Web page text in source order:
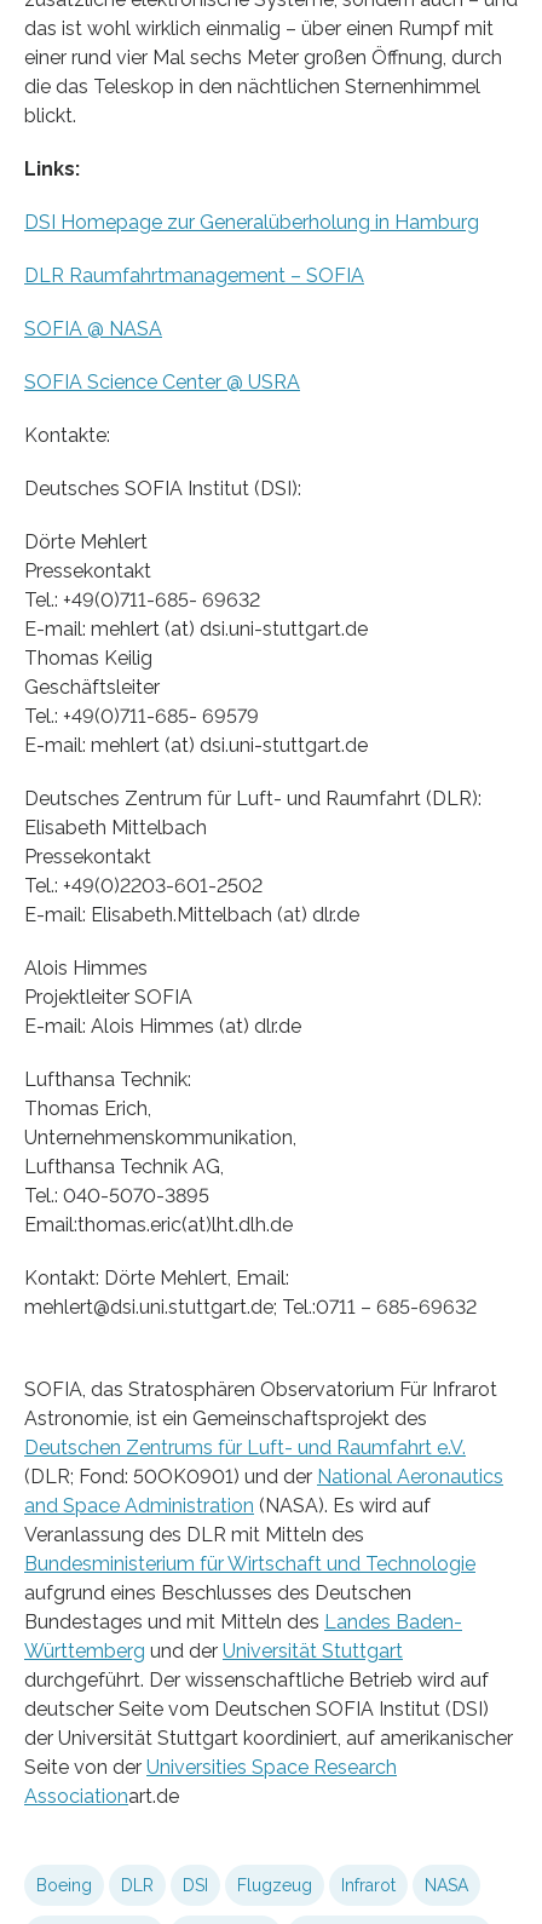
das ist wohl wirklich einmalig – über einen Rumpf mit
einer rund vier Mal sechs Meter großen Öffnung, durch
die das Teleskop in den nächtlichen Sternenhimmel
blickt.
Links:
DSI Homepage zur Generalüberholung in Hamburg
DLR Raumfahrtmanagement – SOFIA
SOFIA @ NASA
SOFIA Science Center @ USRA
Kontakte:
Deutsches SOFIA Institut (DSI):
Dörte Mehlert
Pressekontakt
Tel.: +49(0)711-685- 69632
E-mail: mehlert (at) dsi.uni-stuttgart.de
Thomas Keilig
Geschäftsleiter
Tel.: +49(0)711-685- 69579
E-mail: mehlert (at) dsi.uni-stuttgart.de
Deutsches Zentrum für Luft- und Raumfahrt (DLR):
Elisabeth Mittelbach
Pressekontakt
Tel.: +49(0)2203-601-2502
E-mail: Elisabeth.Mittelbach (at) dlr.de
Alois Himmes
Projektleiter SOFIA
E-mail: Alois Himmes (at) dlr.de
Lufthansa Technik:
Thomas Erich,
Unternehmenskommunikation,
Lufthansa Technik AG,
Tel.: 040-5070-3895
Email:thomas.eric(at)lht.dlh.de
Kontakt: Dörte Mehlert, Email:
mehlert@dsi.uni.stuttgart.de; Tel.:0711 – 685-69632
SOFIA, das Stratosphären Observatorium Für Infrarot
Astronomie, ist ein Gemeinschaftsprojekt des
Deutschen Zentrums für Luft- und Raumfahrt e.V.
(DLR; Fond: 50OK0901) und der National Aeronautics
and Space Administration (NASA). Es wird auf
Veranlassung des DLR mit Mitteln des
Bundesministerium für Wirtschaft und Technologie
aufgrund eines Beschlusses des Deutschen
Bundestages und mit Mitteln des Landes Baden-
Württemberg und der Universität Stuttgart
durchgeführt. Der wissenschaftliche Betrieb wird auf
deutscher Seite vom Deutschen SOFIA Institut (DSI)
der Universität Stuttgart koordiniert, auf amerikanischer
Seite von der Universities Space Research
Associationart.de
Boeing DLR DSI Flugzeug Infrarot NASA